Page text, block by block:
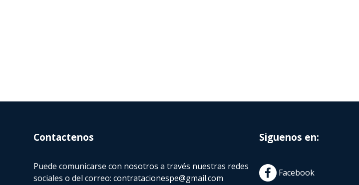
Contactenos
Puede comunicarse con nosotros a través nuestras redes
sociales o del correo:contratacionespe@gmail.com
Siguenos en:
Facebook